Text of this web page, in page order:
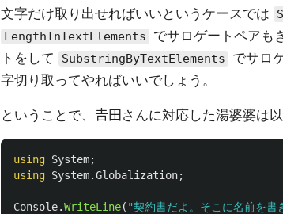
文字だけ取り出せればいいというケースでは
LengthInTextElements
でサロゲートペアも
トをして
SubstringByTextElements
でサロ
字切り取ってやればいいでしょう。
ということで、𠮷田さんに対応した湯婆婆は
using System;
using System.Globalization;
Console.WriteLine( "契約書だよ。そこに名前を書